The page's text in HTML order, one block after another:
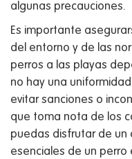
algunas precauciones.
Es importante
del entorno y de las
perros a las playas
no hay una
evitar sanciones o
que toma nota de los
puedas disfrutar de un
esenciales de un perro